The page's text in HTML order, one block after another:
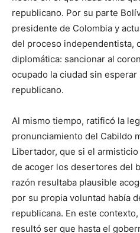
republicano. Por su parte
presidente de Colombia y
del proceso independentista,
diplomática: sancionar al
ocupado la ciudad sin
republicano.
Al mismo tiempo, ratificó la
pronunciamiento del Cabildo
Libertador, que si el
de acoger los desertores del
razón resultaba plausible
por su propia voluntad había
republicana. En este
resultó ser que hasta el